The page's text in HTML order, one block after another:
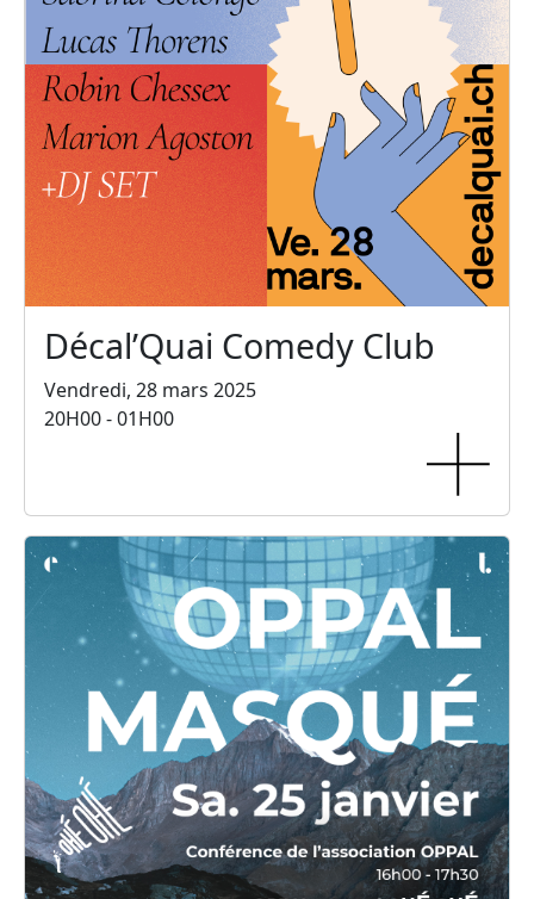
Décal’Quai Comedy Club
Vendredi, 28 mars 2025
20H00 - 01H00